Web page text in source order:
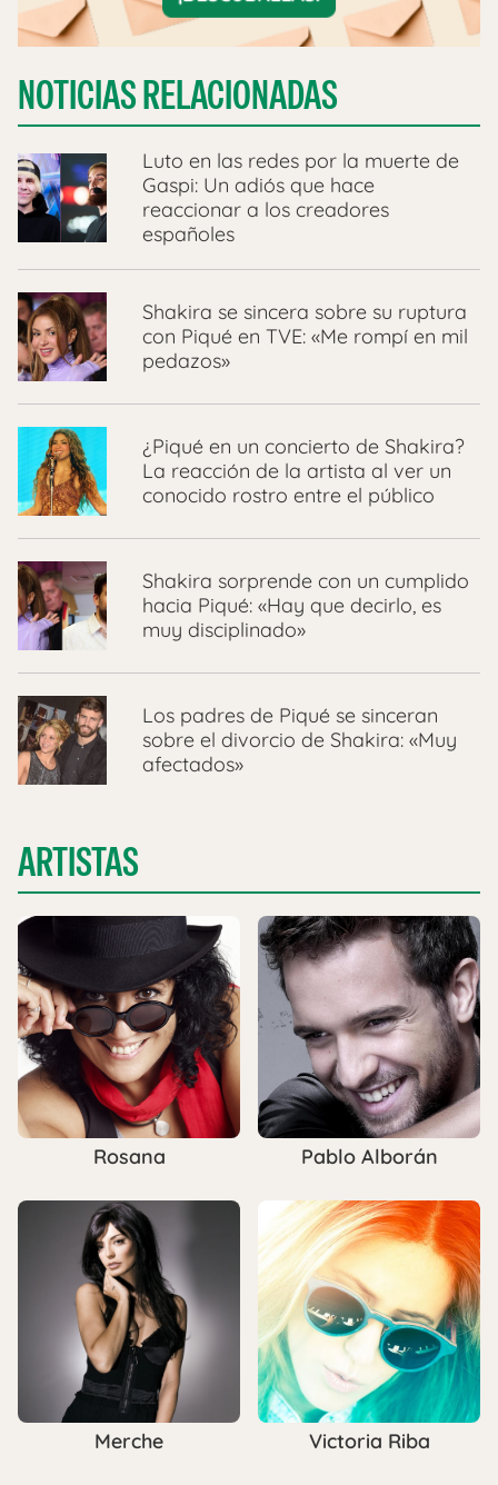
NOTICIAS RELACIONADAS
Luto en las redes por la muerte de
Gaspi: Un adiós que hace
reaccionar a los creadores
españoles
Shakira se sincera sobre su ruptura
con Piqué en TVE: «Me rompí en mil
pedazos»
¿Piqué en un concierto de Shakira?
La reacción de la artista al ver un
conocido rostro entre el público
Shakira sorprende con un cumplido
hacia Piqué: «Hay que decirlo, es
muy disciplinado»
Los padres de Piqué se sinceran
sobre el divorcio de Shakira: «Muy
afectados»
ARTISTAS
Rosana Pablo Alborán
Merche Victoria Riba